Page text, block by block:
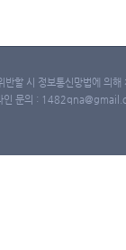
할 시 정보통신망법에 의
인 문의 :